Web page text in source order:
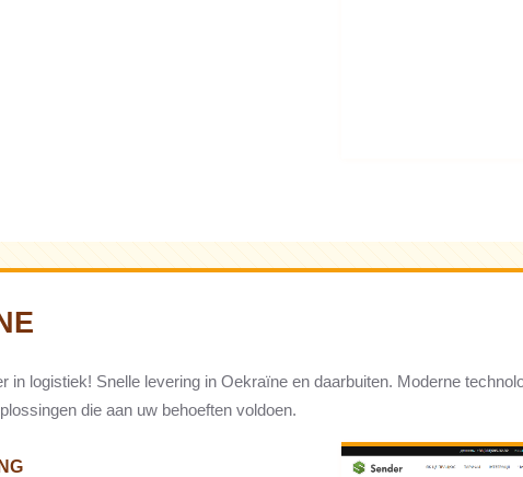
in logistiek! Snelle levering in Oekraïne en daarbuiten. Moderne
die aan uw behoeften voldoen.